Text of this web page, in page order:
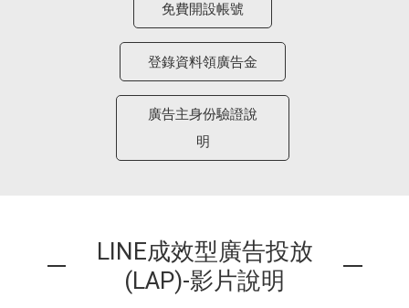
免費開設帳號
登錄資料領廣告金
廣告主身份驗證說
明
LINE成效型廣告投放
(LAP)-影片說明